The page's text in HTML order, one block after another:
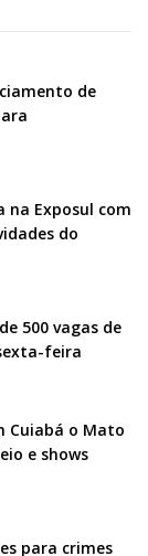
de
na Exposul com
do
500 vagas de
feira
Cuiabá o Mato
e shows
para crimes